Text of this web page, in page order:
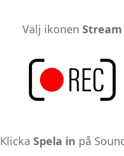
Välj ikonen Stream
Klicka Spela in på